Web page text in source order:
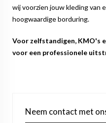
wij voorzien jouw kleding van
hoogwaardige borduring.
Voor zelfstandigen, KMO's
voor een professionele
Neem contact met